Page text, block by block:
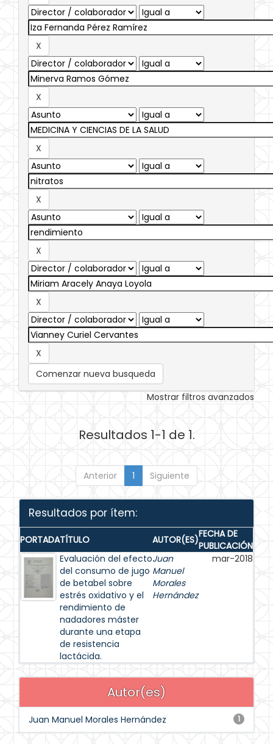
Comenzar nueva busqueda
Mostrar filtros avanzados
Resultados 1-1 de 1.
Anterior 1 Siguiente
Resultados por ítem:
PORTADATÍTULO AUTOR(ES)FECHA DE
PUBLICACIÓN
Evaluación del efecto
del consumo de jugo
de betabel sobre
estrés oxidativo y el
rendimiento de
nadadores máster
durante una etapa
de resistencia
lactácida.
Juan
Manuel
Morales
Hernández
mar-2018
Autor(es)
1
Juan Manuel Morales Hernández